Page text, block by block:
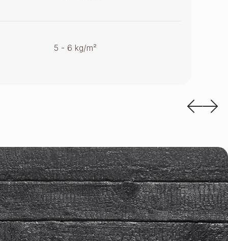
5 - 6 kg/m²